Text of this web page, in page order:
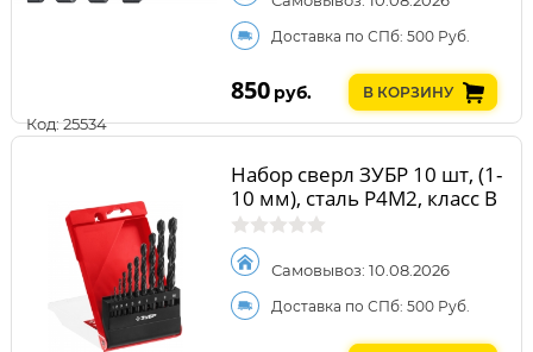
Код: 25534
Доставка по СПб: 500 Руб.
850 руб. В КОРЗИНУ
Набор сверл ЗУБР 10 шт, (1-
10 мм), сталь Р4М2, класс В
Самовывоз: 10.08.2026
Доставка по СПб: 500 Руб.